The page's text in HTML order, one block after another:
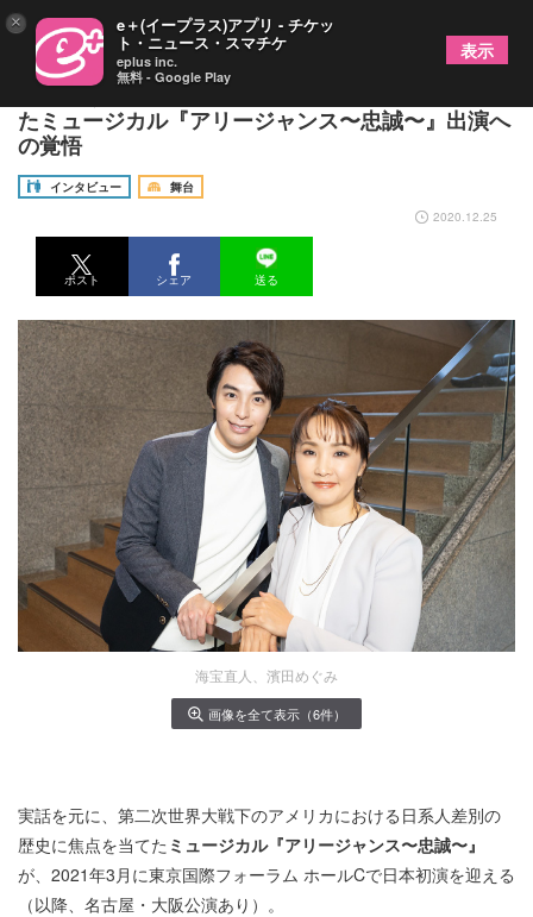
濱田めぐみ×海宝直人 旧知の仲の二人が対談で語っ
たミュージカル『アリージャンス〜忠誠〜』出演へ
の覚悟
インタビュー
舞台
2020.12.25
ポスト シェア 送る
海宝直人、濱田めぐみ
画像を全て表示（6件）
実話を元に、第二次世界大戦下のアメリカにおける日系人差別の
歴史に焦点を当てた ミュージカル『アリージャンス〜忠誠〜』
が、2021年3月に東京国際フォーラム ホールCで日本初演を迎える
（以降、名古屋・大阪公演あり）。
× e＋(イープラス)アプリ - チケッ
ト・ニュース・スマチケ
eplus inc.
無料 - Google Play
表示